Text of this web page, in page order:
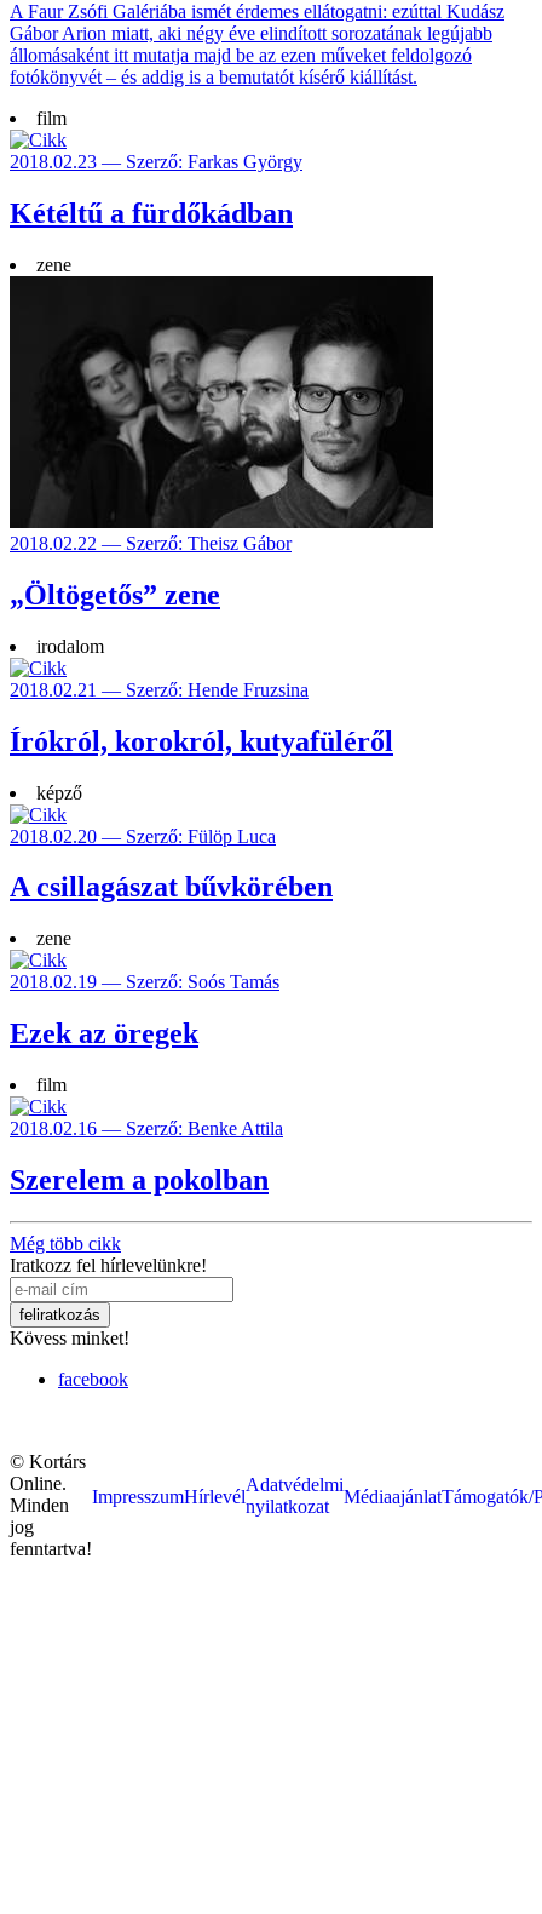
A Faur Zsófi Galériába ismét érdemes ellátogatni: ezúttal Kudász
Gábor Arion miatt, aki négy éve elindított sorozatának legújabb
állomásaként itt mutatja majd be az ezen műveket feldolgozó
fotókönyvét – és addig is a bemutatót kísérő kiállítást.
film
2018.02.23 — Szerző: Farkas György
Kétéltű a fürdőkádban
zene
2018.02.22 — Szerző: Theisz Gábor
„Öltögetős” zene
irodalom
2018.02.21 — Szerző: Hende Fruzsina
Írókról, korokról, kutyafüléről
képző
2018.02.20 — Szerző: Fülöp Luca
A csillagászat bűvkörében
zene
2018.02.19 — Szerző: Soós Tamás
Ezek az öregek
film
2018.02.16 — Szerző: Benke Attila
Szerelem a pokolban
Még több cikk
Iratkozz fel hírlevelünkre!
Kövess minket!
facebook
© Kortárs
Online.
Minden
jog
fenntartva!
ImpresszumHírlevél
Adatvédelmi
nyilatkozat
MédiaajánlatTámogatók/